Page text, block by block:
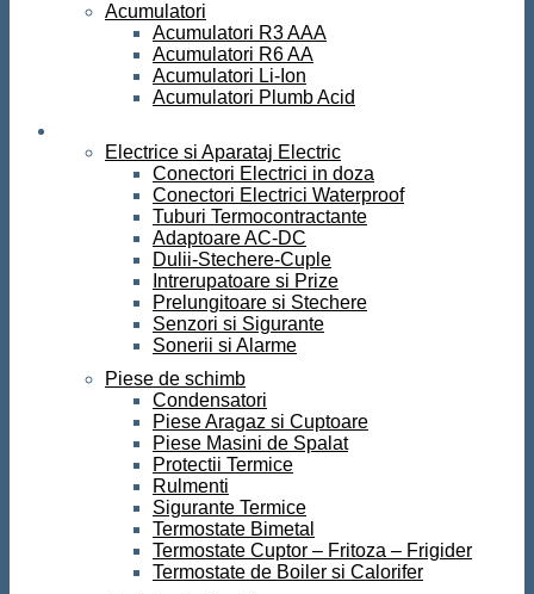
Acumulatori
Acumulatori R3 AAA
Acumulatori R6 AA
Acumulatori Li-Ion
Acumulatori Plumb Acid
Electrice si Aparataj Electric
Conectori Electrici in doza
Conectori Electrici Waterproof
Tuburi Termocontractante
Adaptoare AC-DC
Dulii-Stechere-Cuple
Intrerupatoare si Prize
Prelungitoare si Stechere
Senzori si Sigurante
Sonerii si Alarme
Piese de schimb
Condensatori
Piese Aragaz si Cuptoare
Piese Masini de Spalat
Protectii Termice
Rulmenti
Sigurante Termice
Termostate Bimetal
Termostate Cuptor – Fritoza – Frigider
Termostate de Boiler si Calorifer